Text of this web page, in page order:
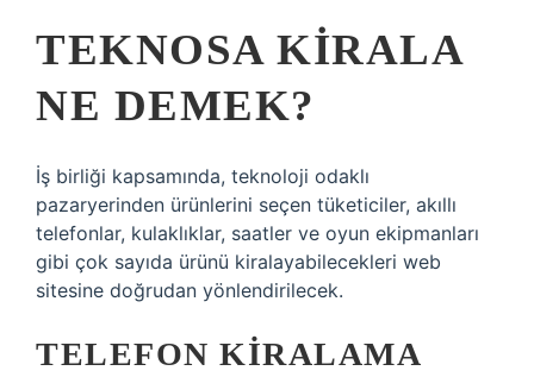
TEKNOSA KIRALA
NE DEMEK?
İş birliği kapsamında, teknoloji odaklı
pazaryerinden ürünlerini seçen tüketiciler, akıllı
telefonlar, kulaklıklar, saatler ve oyun ekipmanları
gibi çok sayıda ürünü kiralayabilecekleri web
sitesine doğrudan yönlendirilecek.
TELEFON KIRALAMA